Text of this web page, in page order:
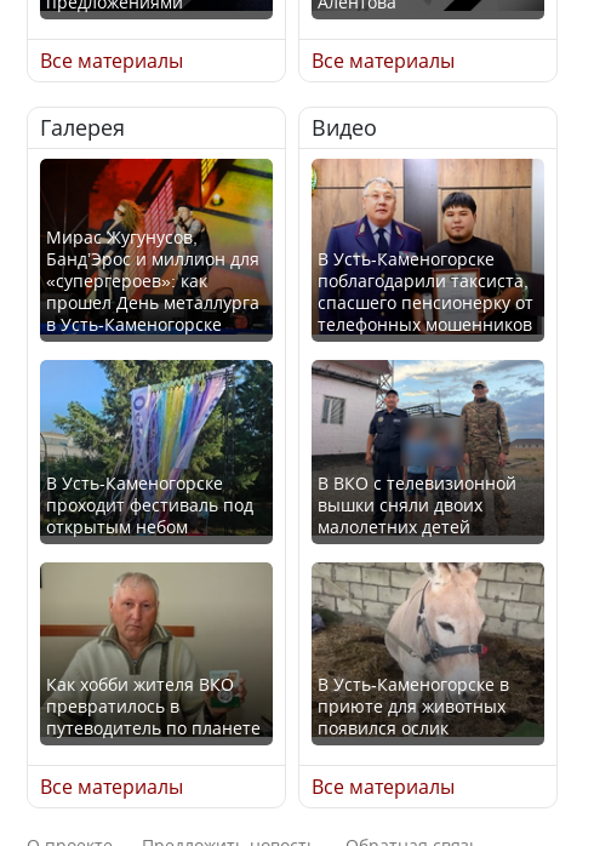
Искусственный интеллект
официально включили в
школьную программу
Казахстана
В Казахстане стало
проще получить
направления на
медицинские
обследования
Қазақстан Орталық Азия
елдері арасында әл-ауқат
индексінде көш бастады
Казахстан возглавил
рейтинг благополучия
среди стран Центральной
Азии
Все материалы
В РФ вынесен заочный
приговор по уголовному
делу об убийстве Игоря
Талькова
В России введены
дополнительные
ограничения для
казахстанских прав
Трамп официально
вступил в должность
президента США
Луну признали объектом
культурного наследия,
находящегося под
угрозой исчезновения
Все материалы
Галерея
Мирас Жугунусов,
Банд’Эрос и миллион для
«супергероев»: как
прошел День металлурга
в Усть-Каменогорске
В Усть-Каменогорске
проходит фестиваль под
открытым небом
Как хобби жителя ВКО
превратилось в
путеводитель по планете
Все материалы
Видео
В Усть-Каменогорске
поблагодарили таксиста,
спасшего пенсионерку от
телефонных мошенников
В ВКО с телевизионной
вышки сняли двоих
малолетних детей
В Усть-Каменогорске в
приюте для животных
появился ослик
Все материалы